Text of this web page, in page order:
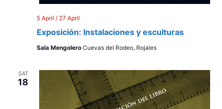
Exposición: Instalaciones y esculturas
5 April / 27 April
Sala Mengolero Cuevas del Rodeo, Rojales
SAT
18